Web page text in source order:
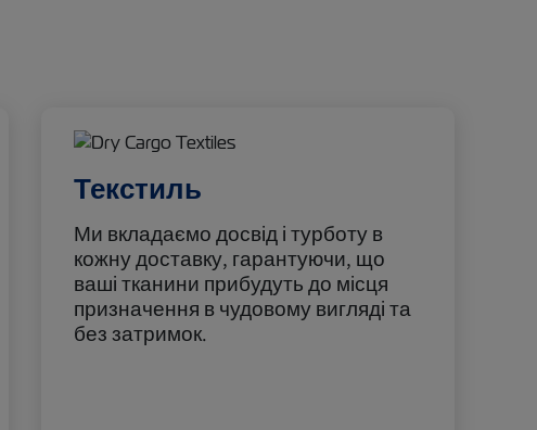
Текстиль
Ми вкладаємо досвід і турботу в
кожну доставку, гарантуючи, що
ваші тканини прибудуть до місця
призначення в чудовому вигляді та
без затримок.